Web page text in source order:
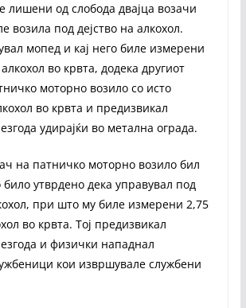
лишени од слобода двајца возачи
возила под дејство на алкохол.
мопед и кај него биле измерени
во крвта, додека другиот
моторно возило со исто
во крвта и предизвикал
удирајќи во метална ограда.
на патничко моторно возило бил
било утврдено дека управувал под
при што му биле измерени 2,75
во крвта. Тој предизвикал
и физички нападнал
кои извршувале службени